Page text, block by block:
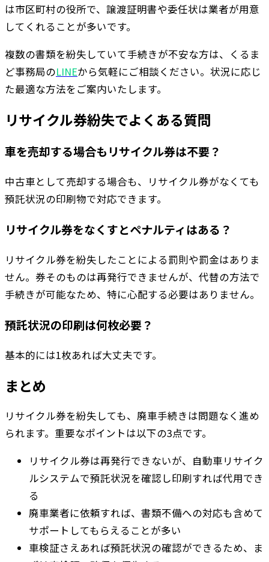
は市区町村の役所で、譲渡証明書や委任状は業者が用意
してくれることが多いです。
複数の書類を紛失していて手続きが不安な方は、くるま
ど事務局のLINEから気軽にご相談ください。状況に応じ
た最適な方法をご案内いたします。
リサイクル券紛失でよくある質問
車を売却する場合もリサイクル券は不要？
中古車として売却する場合も、リサイクル券がなくても
預託状況の印刷物で対応できます。
リサイクル券をなくすとペナルティはある？
リサイクル券を紛失したことによる罰則や罰金はありま
せん。券そのものは再発行できませんが、代替の方法で
手続きが可能なため、特に心配する必要はありません。
預託状況の印刷は何枚必要？
基本的には1枚あれば大丈夫です。
まとめ
リサイクル券を紛失しても、廃車手続きは問題なく進め
られます。重要なポイントは以下の3点です。
リサイクル券は再発行できないが、自動車リサイク
ルシステムで預託状況を確認し印刷すれば代用でき
る
廃車業者に依頼すれば、書類不備への対応も含めて
サポートしてもらえることが多い
車検証さえあれば預託状況の確認ができるため、ま